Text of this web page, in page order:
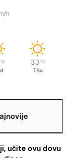
h
℃ 33 ℃
Thu
učite ovu dovu